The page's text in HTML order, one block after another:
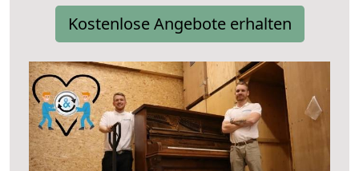
Kostenlose Angebote erhalten